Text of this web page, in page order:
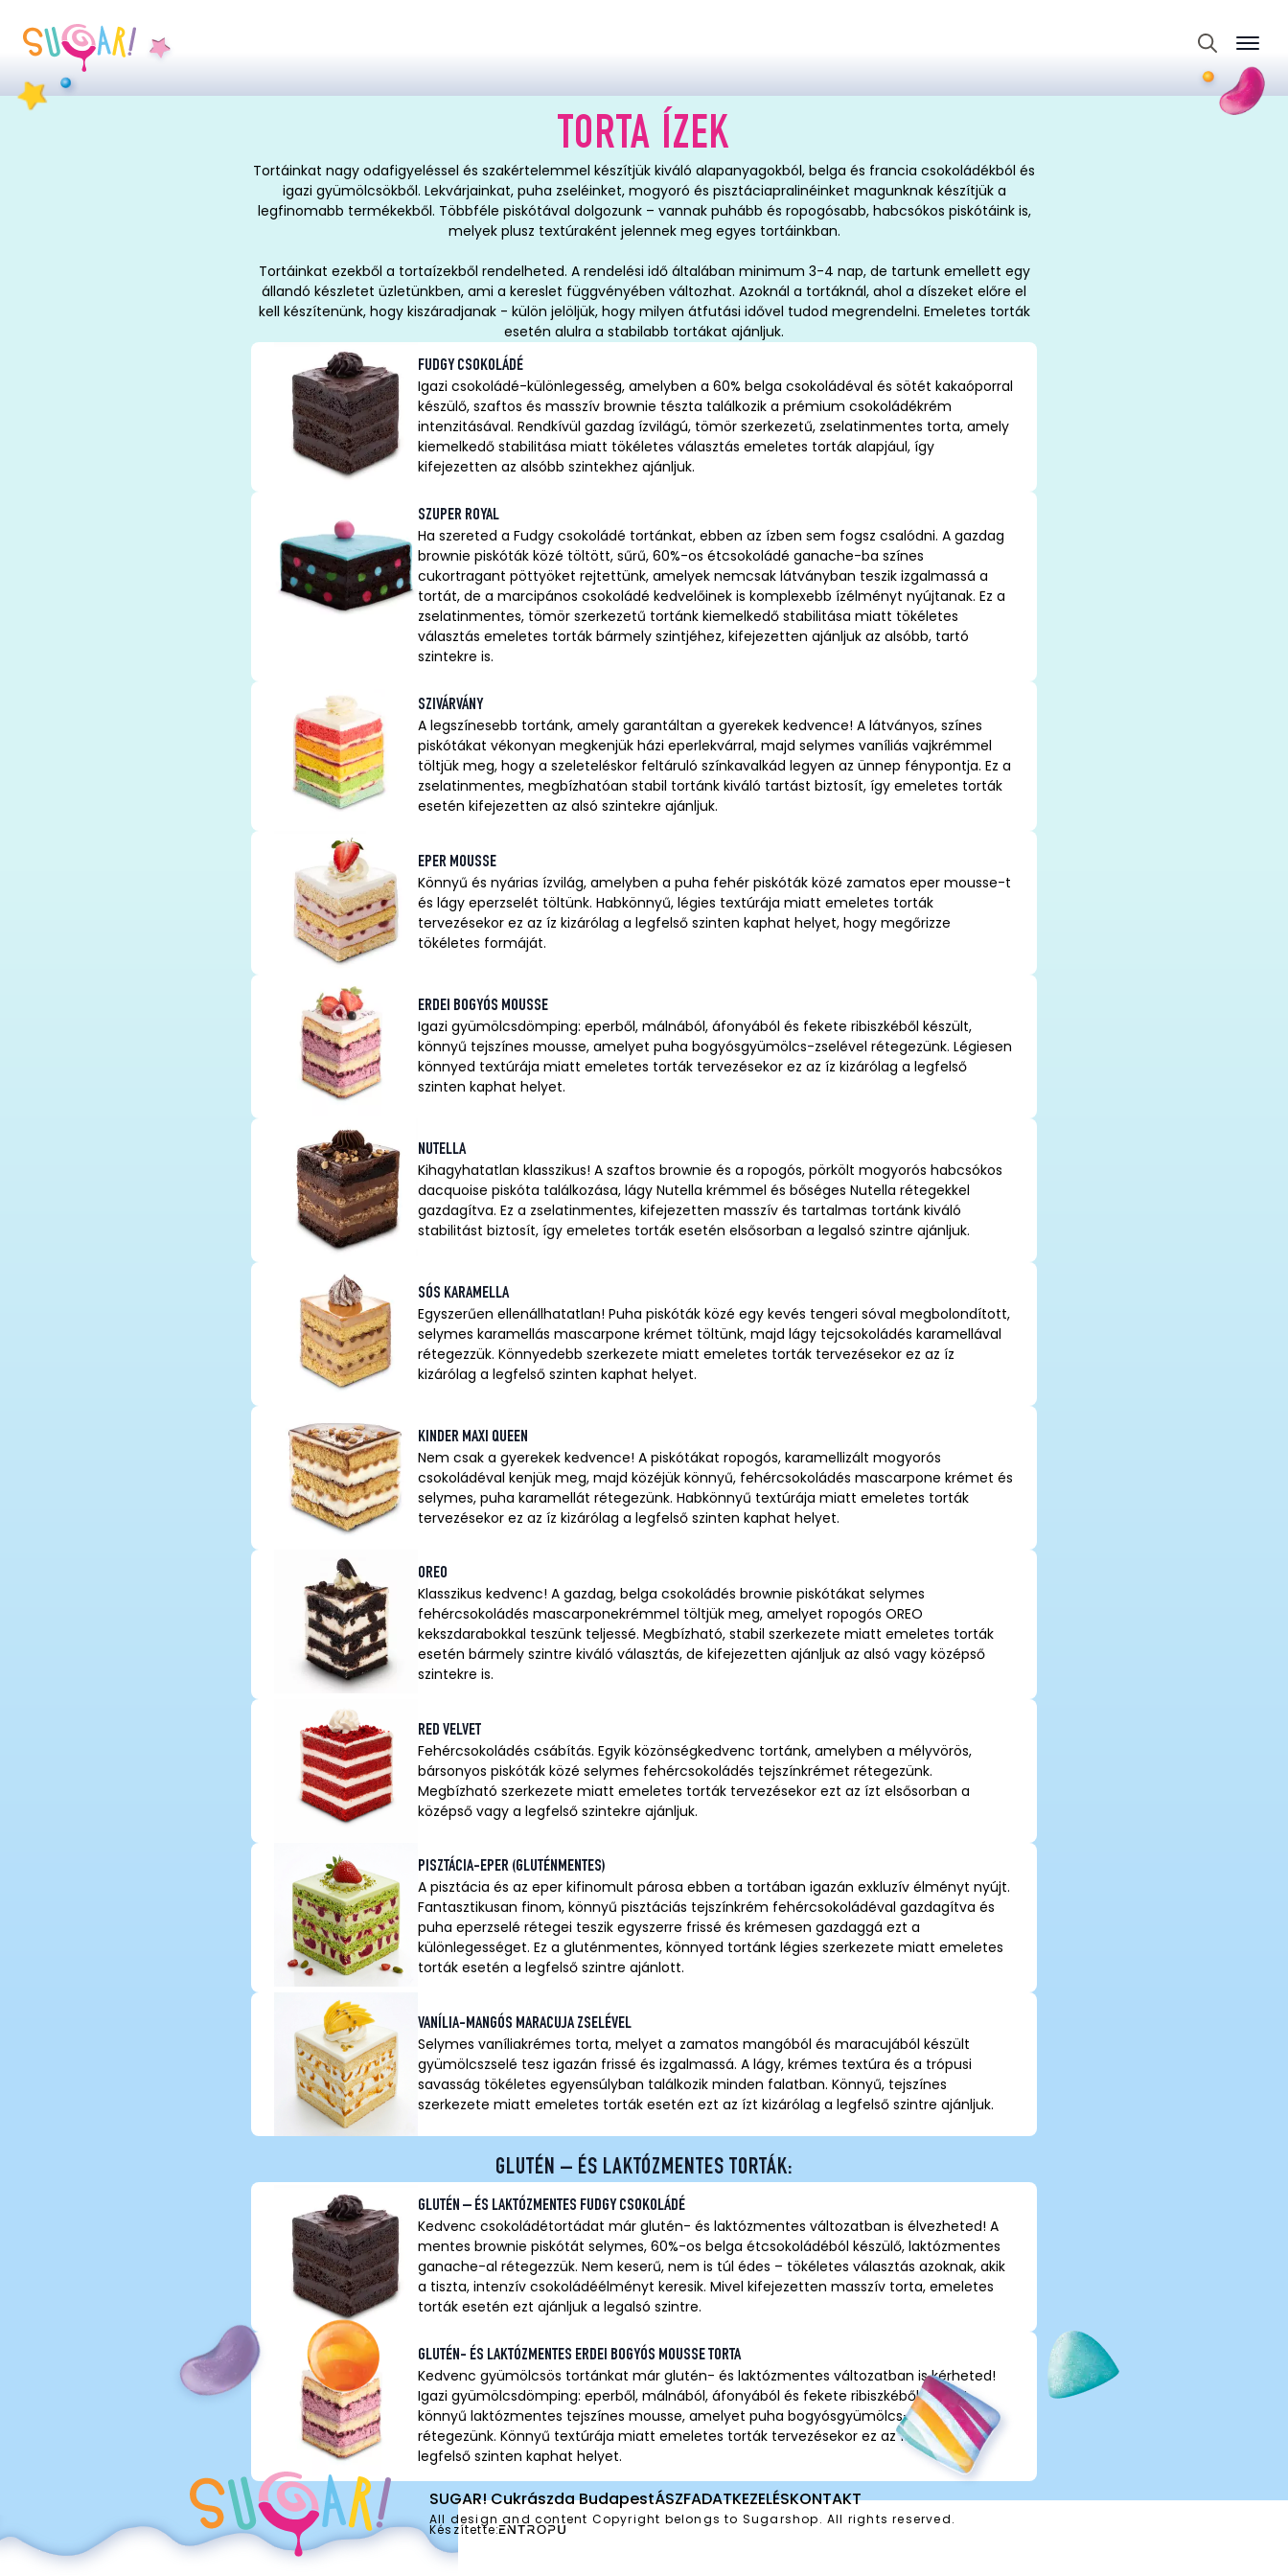
for:
TORTA ÍZEK
Tortáinkat nagy odafigyeléssel és szakértelemmel készítjük kiváló alapanyagokból, belga és francia csokoládékból és
igazi gyümölcsökből. Lekvárjainkat, puha zseléinket, mogyoró és pisztáciapralinéinket magunknak készítjük a
legfinomabb termékekből. Többféle piskótával dolgozunk – vannak puhább és ropogósabb, habcsókos piskótáink is,
melyek plusz textúraként jelennek meg egyes tortáinkban.
Tortáinkat ezekből a tortaízekből rendelheted. A rendelési idő általában minimum 3-4 nap, de tartunk emellett egy
állandó készletet üzletünkben, ami a kereslet függvényében változhat. Azoknál a tortáknál, ahol a díszeket előre el
kell készítenünk, hogy kiszáradjanak - külön jelöljük, hogy milyen átfutási idővel tudod megrendelni. Emeletes torták
esetén alulra a stabilabb tortákat ajánljuk.
FUDGY CSOKOLÁDÉ
Igazi csokoládé-különlegesség, amelyben a 60% belga csokoládéval és sötét kakaóporral
készülő, szaftos és masszív brownie tészta találkozik a prémium csokoládékrém
intenzitásával. Rendkívül gazdag ízvilágú, tömör szerkezetű, zselatinmentes torta, amely
kiemelkedő stabilitása miatt tökéletes választás emeletes torták alapjául, így
kifejezetten az alsóbb szintekhez ajánljuk.
SZUPER ROYAL
Ha szereted a Fudgy csokoládé tortánkat, ebben az ízben sem fogsz csalódni. A gazdag
brownie piskóták közé töltött, sűrű, 60%-os étcsokoládé ganache-ba színes
cukortragant pöttyöket rejtettünk, amelyek nemcsak látványban teszik izgalmassá a
tortát, de a marcipános csokoládé kedvelőinek is komplexebb ízélményt nyújtanak. Ez a
zselatinmentes, tömör szerkezetű tortánk kiemelkedő stabilitása miatt tökéletes
választás emeletes torták bármely szintjéhez, kifejezetten ajánljuk az alsóbb, tartó
szintekre is.
SZIVÁRVÁNY
A legszínesebb tortánk, amely garantáltan a gyerekek kedvence! A látványos, színes
piskótákat vékonyan megkenjük házi eperlekvárral, majd selymes vaníliás vajkrémmel
töltjük meg, hogy a szeleteléskor feltáruló színkavalkád legyen az ünnep fénypontja. Ez a
zselatinmentes, megbízhatóan stabil tortánk kiváló tartást biztosít, így emeletes torták
esetén kifejezetten az alsó szintekre ajánljuk.
EPER MOUSSE
Könnyű és nyárias ízvilág, amelyben a puha fehér piskóták közé zamatos eper mousse-t
és lágy eperzselét töltünk. Habkönnyű, légies textúrája miatt emeletes torták
tervezésekor ez az íz kizárólag a legfelső szinten kaphat helyet, hogy megőrizze
tökéletes formáját.
ERDEI BOGYÓS MOUSSE
Igazi gyümölcsdömping: eperből, málnából, áfonyából és fekete ribiszkéből készült,
könnyű tejszínes mousse, amelyet puha bogyósgyümölcs-zselével rétegezünk. Légiesen
könnyed textúrája miatt emeletes torták tervezésekor ez az íz kizárólag a legfelső
szinten kaphat helyet.
NUTELLA
Kihagyhatatlan klasszikus! A szaftos brownie és a ropogós, pörkölt mogyorós habcsókos
dacquoise piskóta találkozása, lágy Nutella krémmel és bőséges Nutella rétegekkel
gazdagítva. Ez a zselatinmentes, kifejezetten masszív és tartalmas tortánk kiváló
stabilitást biztosít, így emeletes torták esetén elsősorban a legalsó szintre ajánljuk.
SÓS KARAMELLA
Egyszerűen ellenállhatatlan! Puha piskóták közé egy kevés tengeri sóval megbolondított,
selymes karamellás mascarpone krémet töltünk, majd lágy tejcsokoládés karamellával
rétegezzük. Könnyedebb szerkezete miatt emeletes torták tervezésekor ez az íz
kizárólag a legfelső szinten kaphat helyet.
KINDER MAXI QUEEN
Nem csak a gyerekek kedvence! A piskótákat ropogós, karamellizált mogyorós
csokoládéval kenjük meg, majd közéjük könnyű, fehércsokoládés mascarpone krémet és
selymes, puha karamellát rétegezünk. Habkönnyű textúrája miatt emeletes torták
tervezésekor ez az íz kizárólag a legfelső szinten kaphat helyet.
OREO
Klasszikus kedvenc! A gazdag, belga csokoládés brownie piskótákat selymes
fehércsokoládés mascarponekrémmel töltjük meg, amelyet ropogós OREO
kekszdarabokkal teszünk teljessé. Megbízható, stabil szerkezete miatt emeletes torták
esetén bármely szintre kiváló választás, de kifejezetten ajánljuk az alsó vagy középső
szintekre is.
RED VELVET
Fehércsokoládés csábítás. Egyik közönségkedvenc tortánk, amelyben a mélyvörös,
bársonyos piskóták közé selymes fehércsokoládés tejszínkrémet rétegezünk.
Megbízható szerkezete miatt emeletes torták tervezésekor ezt az ízt elsősorban a
középső vagy a legfelső szintekre ajánljuk.
PISZTÁCIA-EPER (GLUTÉNMENTES)
A pisztácia és az eper kifinomult párosa ebben a tortában igazán exkluzív élményt nyújt.
Fantasztikusan finom, könnyű pisztáciás tejszínkrém fehércsokoládéval gazdagítva és
puha eperzselé rétegei teszik egyszerre frissé és krémesen gazdaggá ezt a
különlegességet. Ez a gluténmentes, könnyed tortánk légies szerkezete miatt emeletes
torták esetén a legfelső szintre ajánlott.
VANÍLIA-MANGÓS MARACUJA ZSELÉVEL
Selymes vaníliakrémes torta, melyet a zamatos mangóból és maracujából készült
gyümölcszselé tesz igazán frissé és izgalmassá. A lágy, krémes textúra és a trópusi
savasság tökéletes egyensúlyban találkozik minden falatban. Könnyű, tejszínes
szerkezete miatt emeletes torták esetén ezt az ízt kizárólag a legfelső szintre ajánljuk.
GLUTÉN – ÉS LAKTÓZMENTES TORTÁK:
GLUTÉN – ÉS LAKTÓZMENTES FUDGY CSOKOLÁDÉ
Kedvenc csokoládétortádat már glutén- és laktózmentes változatban is élvezheted! A
mentes brownie piskótát selymes, 60%-os belga étcsokoládéból készülő, laktózmentes
ganache-al rétegezzük. Nem keserű, nem is túl édes – tökéletes választás azoknak, akik
a tiszta, intenzív csokoládéélményt keresik. Mivel kifejezetten masszív torta, emeletes
torták esetén ezt ajánljuk a legalsó szintre.
GLUTÉN- ÉS LAKTÓZMENTES ERDEI BOGYÓS MOUSSE TORTA
Kedvenc gyümölcsös tortánkat már glutén- és laktózmentes változatban is kérheted!
Igazi gyümölcsdömping: eperből, málnából, áfonyából és fekete ribiszkéből készült,
könnyű laktózmentes tejszínes mousse, amelyet puha bogyósgyümölcs-zselével
rétegezünk. Könnyű textúrája miatt emeletes torták tervezésekor ez az íz kizárólag a
legfelső szinten kaphat helyet.
SUGAR! Cukrászda BudapestÁSZFADATKEZELÉSKONTAKT
All design and content Copyright belongs to Sugarshop. All rights reserved.
Készítette: